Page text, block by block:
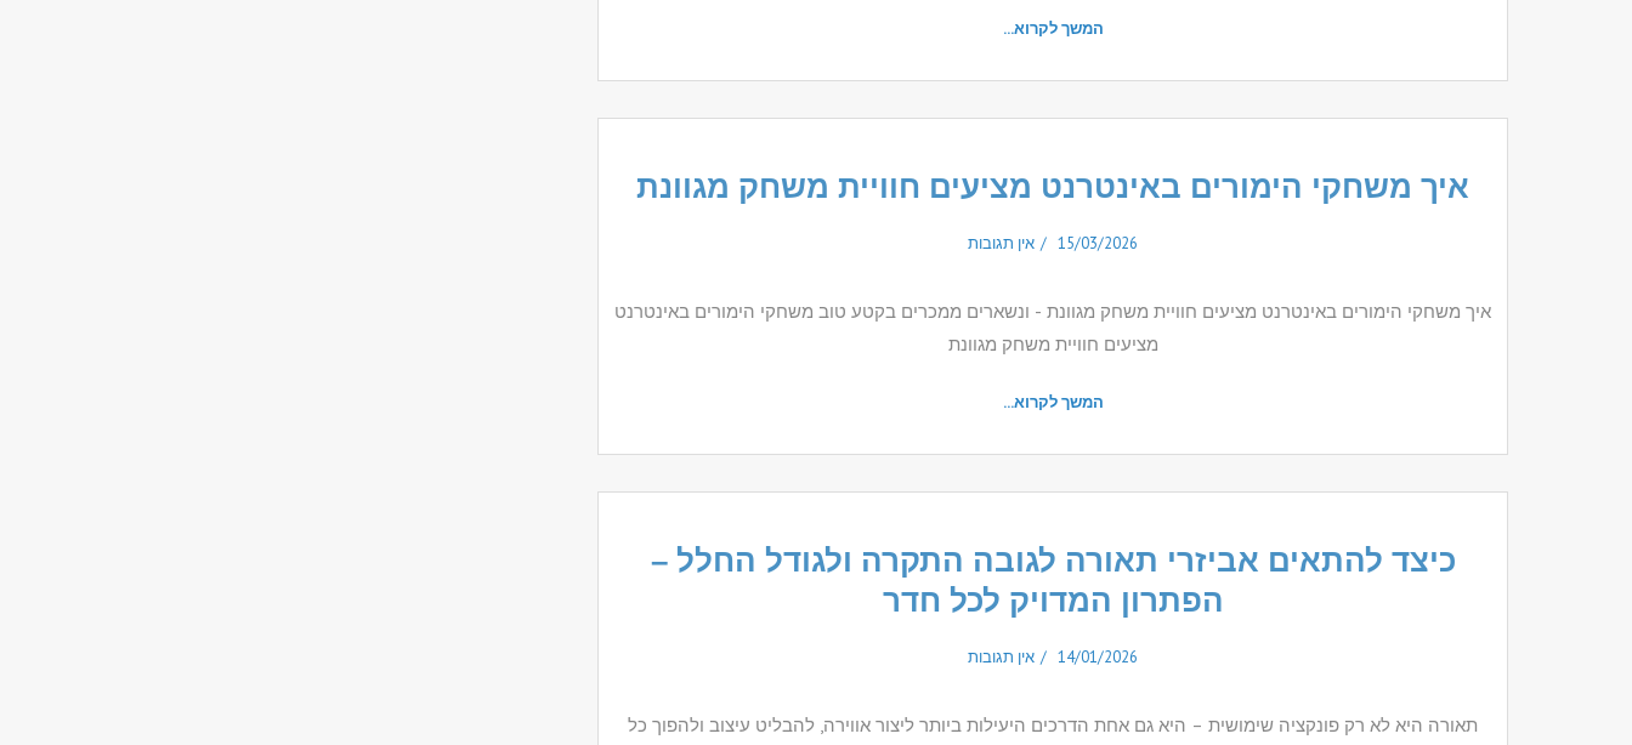
המשך לקרוא...
איך משחקי הימורים באינטרנט מציעים חוויית משחק מגוונת
15/03/2026 אין תגובות
איך משחקי הימורים באינטרנט מציעים חוויית משחק מגוונת - ונשארים ממכרים בקטע טוב משחקי הימורים באינטרנט
מציעים חוויית משחק מגוונת
המשך לקרוא...
כיצד להתאים אביזרי תאורה לגובה התקרה ולגודל החלל –
הפתרון המדויק לכל חדר
14/01/2026 אין תגובות
תאורה היא לא רק פונקציה שימושית – היא גם אחת הדרכים היעילות ביותר ליצור אווירה, להבליט עיצוב ולהפוך כל